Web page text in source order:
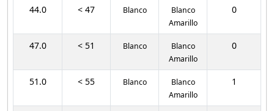
44.0 < 47 Blanco
Blanco
Amarillo
0
47.0 < 51 Blanco
Blanco
Amarillo
0
51.0 < 55 Blanco
Blanco
Amarillo
1